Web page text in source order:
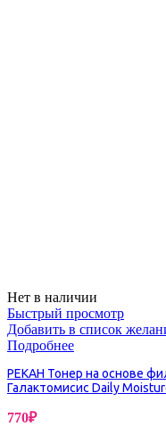
Нет в наличии
Быстрый просмотр
Добавить в список
Подробнее
PEKAH Тонер на основе
Галактомисис Daily
770₽